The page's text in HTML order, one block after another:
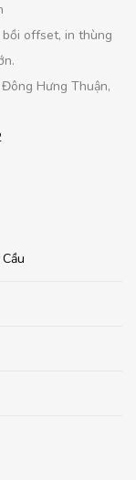
offset, in thùng
Hưng Thuận,